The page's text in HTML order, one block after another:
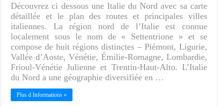
Découvrez ci dessous une Italie du Nord avec sa carte
détaillée et le plan des routes et principales villes
italiennes. La région nord de l’Italie est connue
localement sous le nom de « Settentrione » et se
compose de huit régions distinctes – Piémont, Ligurie,
Vallée d’Aoste, Vénétie, Émilie-Romagne, Lombardie,
Frioul-Vénétie Julienne et Trentin-Haut-Alto. L’Italie
du Nord a une géographie diversifiée en …
Plus d Informations »